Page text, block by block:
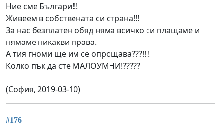
Ние сме Българи!!!
Живеем в собствената си страна!!!
За нас безплатен обяд няма всичко си плащаме и
нямаме никакви права.
А тия гноми ще им се опрощава???!!!!
Колко пък да сте МАЛОУМНИ!?????
(София, 2019-03-10)
#176